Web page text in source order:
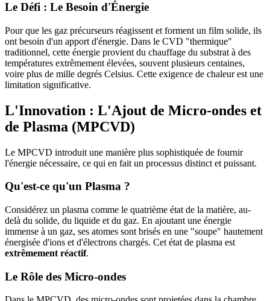
Le Défi : Le Besoin d'Énergie
Pour que les gaz précurseurs réagissent et forment un film solide, ils
ont besoin d'un apport d'énergie. Dans le CVD "thermique"
traditionnel, cette énergie provient du chauffage du substrat à des
températures extrêmement élevées, souvent plusieurs centaines,
voire plus de mille degrés Celsius. Cette exigence de chaleur est une
limitation significative.
L'Innovation : L'Ajout de Micro-ondes et
de Plasma (MPCVD)
Le MPCVD introduit une manière plus sophistiquée de fournir
l'énergie nécessaire, ce qui en fait un processus distinct et puissant.
Qu'est-ce qu'un Plasma ?
Considérez un plasma comme le quatrième état de la matière, au-
delà du solide, du liquide et du gaz. En ajoutant une énergie
immense à un gaz, ses atomes sont brisés en une "soupe" hautement
énergisée d'ions et d'électrons chargés. Cet état de plasma est
extrêmement réactif.
Le Rôle des Micro-ondes